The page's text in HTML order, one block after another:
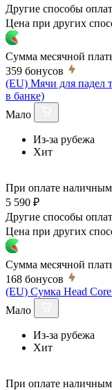
Другие способы
Цена при других
Сумма месячной
359 бонусов
(EU) Мячи для падел
в банке)
Мало
Из-за рубежа
Хит
При оплате
5 590 ₽
Другие способы
Цена при других
Сумма месячной
168 бонусов
(EU) Сумка Head
Мало
Из-за рубежа
Хит
При оплате